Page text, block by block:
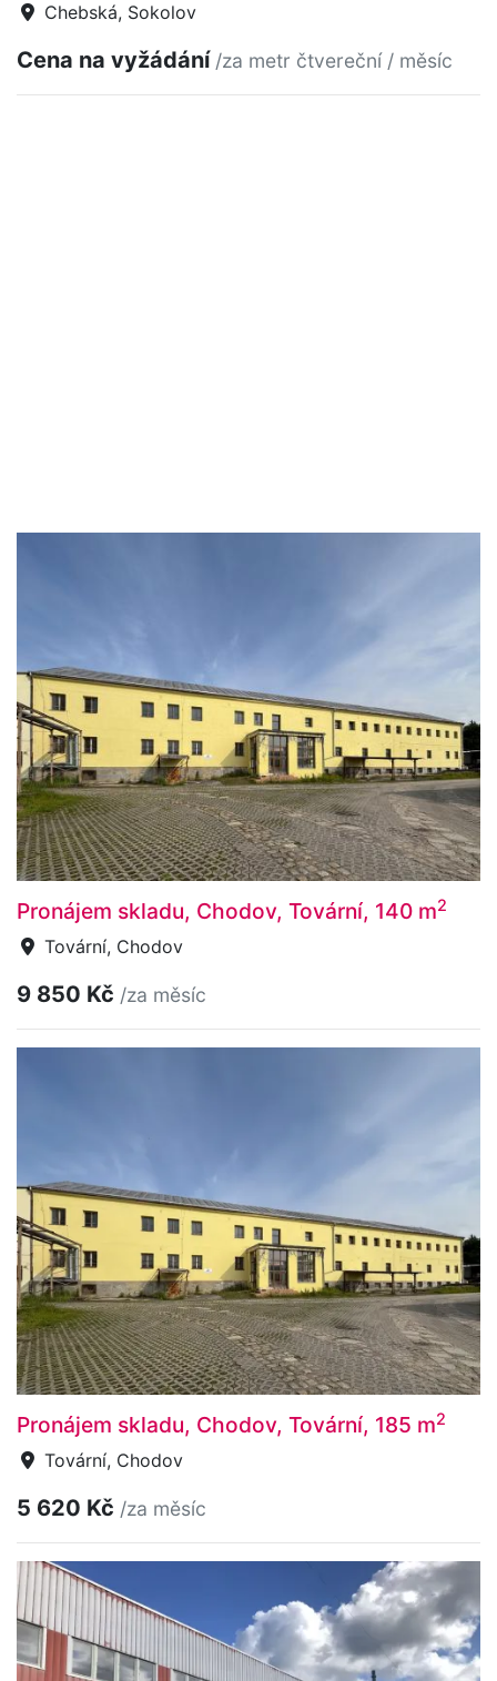
Chebská, Sokolov
Cena na vyžádání /za metr čtvereční / měsíc
Pronájem skladu, Chodov, Tovární, 140 m2
Tovární, Chodov
9 850 Kč /za měsíc
Pronájem skladu, Chodov, Tovární, 185 m2
Tovární, Chodov
5 620 Kč /za měsíc